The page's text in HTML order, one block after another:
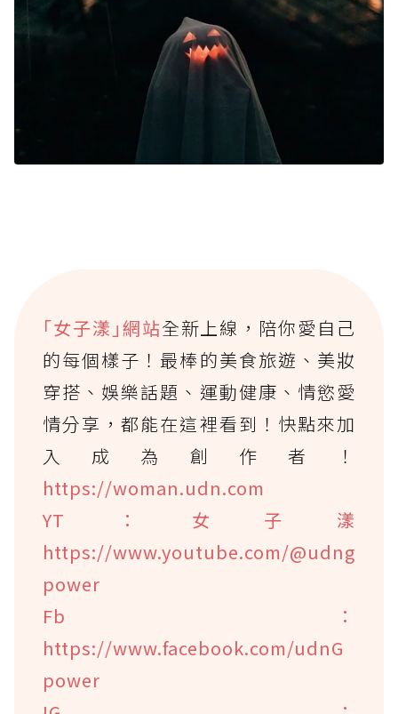
｢女子漾｣網站全新上線，陪你愛自己
的每個樣子！最棒的美食旅遊、美妝
穿搭、娛樂話題、運動健康、情慾愛
情分享，都能在這裡看到！快點來加
入成為創作者！
https://woman.udn.com
YT：女子漾
https://www.youtube.com/@udng
power
Fb：
https://www.facebook.com/udnG
power